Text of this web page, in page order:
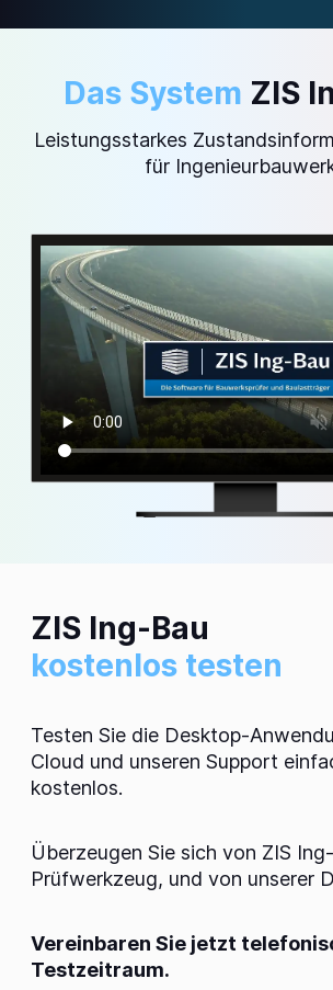
Das System ZIS
Leistungsstarkes
für
ZIS Ing-Bau
kostenlos testen
Testen Sie die Desktop-
Cloud und unseren Support
kostenlos.
Überzeugen Sie sich von ZIS
Prüfwerkzeug, und von unserer
Vereinbaren Sie jetzt
Testzeitraum.